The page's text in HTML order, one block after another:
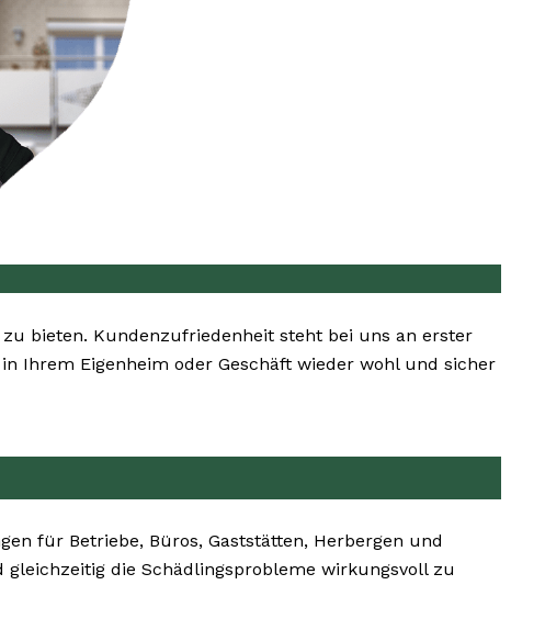
bieten. Kundenzufriedenheit steht bei uns an erster
Ihrem Eigenheim oder Geschäft wieder wohl und sicher
für Betriebe, Büros, Gaststätten, Herbergen und
die Schädlingsprobleme wirkungsvoll zu